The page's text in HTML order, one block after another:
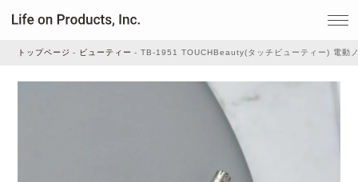
トップページ ビューティー TB-1951 TOUCHBeauty(タッチビューティー) 電動